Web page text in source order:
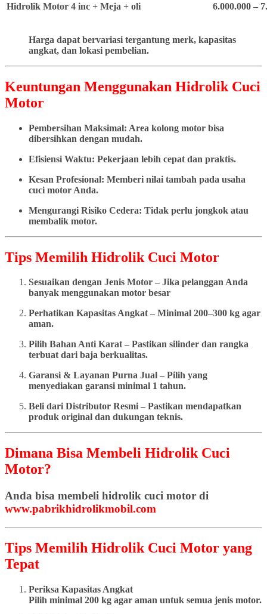
Hidrolik Motor 4 inc + Meja + oli 6.000.000 –
Harga dapat bervariasi tergantung merk, kapasitas
angkat, dan lokasi pembelian.
Keuntungan Menggunakan Hidrolik Cuci
Motor
Pembersihan Maksimal: Area kolong motor bisa
dibersihkan dengan mudah.
Efisiensi Waktu: Pekerjaan lebih cepat dan praktis.
Kesan Profesional: Memberi nilai tambah pada usaha
cuci motor Anda.
Mengurangi Risiko Cedera: Tidak perlu jongkok atau
membalik motor.
Tips Memilih Hidrolik Cuci Motor
Sesuaikan dengan Jenis Motor – Jika pelanggan Anda
banyak menggunakan motor besar
Perhatikan Kapasitas Angkat – Minimal 200–300 kg agar
aman.
Pilih Bahan Anti Karat – Pastikan silinder dan rangka
terbuat dari baja berkualitas.
Garansi & Layanan Purna Jual – Pilih yang
menyediakan garansi minimal 1 tahun.
Beli dari Distributor Resmi – Pastikan mendapatkan
produk original dan dukungan teknis.
Dimana Bisa Membeli Hidrolik Cuci
Motor?
Anda bisa membeli hidrolik cuci motor di
www.pabrikhidrolikmobil.com
Tips Memilih Hidrolik Cuci Motor yang
Tepat
Periksa Kapasitas Angkat
Pilih minimal 200 kg agar aman untuk semua jenis motor.